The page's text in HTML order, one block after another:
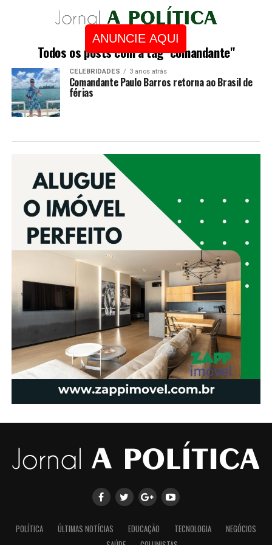
ANUNCIE AQUI
Todos os posts com a tag "comandante"
CELEBRIDADES 3 anos atrás
Comandante Paulo Barros retorna ao Brasil de
férias
POLÍTICA ÚLTIMAS NOTÍCIAS EDUCAÇÃO TECNOLOGIA
NEGÓCIOS